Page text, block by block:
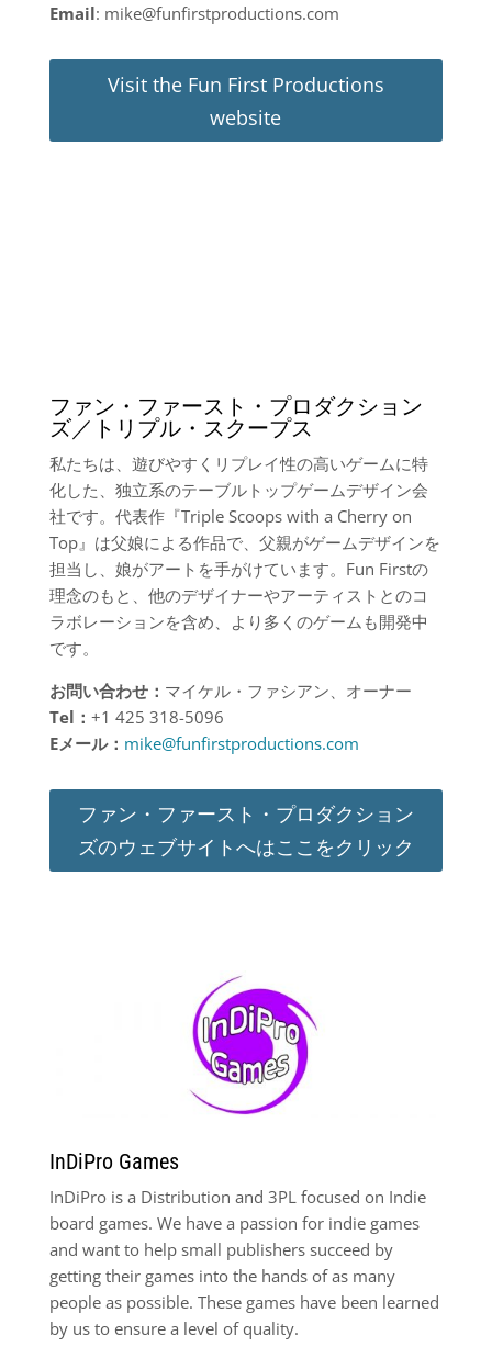
Email: mike@funfirstproductions.com
Visit the Fun First Productions
website
ファン・ファースト・プロダクション
ズ／トリプル・スクープス
私たちは、遊びやすくリプレイ性の高いゲームに特
化した、独立系のテーブルトップゲームデザイン会
社です。代表作『Triple Scoops with a Cherry on
Top』は父娘による作品で、父親がゲームデザインを
担当し、娘がアートを手がけています。Fun Firstの
理念のもと、他のデザイナーやアーティストとのコ
ラボレーションを含め、より多くのゲームも開発中
です。
お問い合わせ： マイケル・ファシアン、オーナー
Tel ： +1 425 318-5096
Eメール： mike@funfirstproductions.com
ファン・ファースト・プロダクション
ズのウェブサイトへはここをクリック
InDiPro Games
InDiPro is a Distribution and 3PL focused on Indie
board games. We have a passion for indie games
and want to help small publishers succeed by
getting their games into the hands of as many
people as possible. These games have been learned
by us to ensure a level of quality.